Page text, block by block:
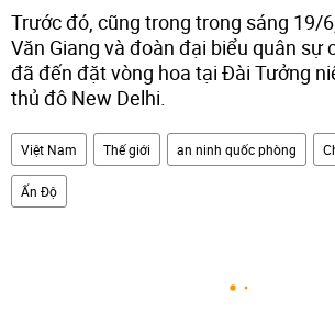
Trước đó, cũng trong trong sáng 19/
Văn Giang và đoàn đại biểu quân sự
đã đến đặt vòng hoa tại Đài Tưởng
thủ đô New Delhi.
Việt Nam Thế giới an ninh quốc phòng
Ấn Độ